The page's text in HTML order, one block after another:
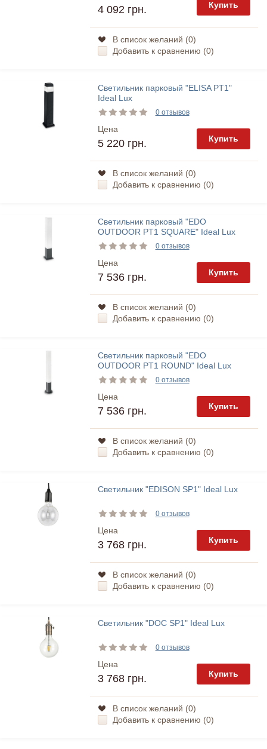
4 092 грн. Купить
В список желаний (0)
Добавить к сравнению (0)
Светильник парковый "ELISA PT1"
Ideal Lux
0 отзывов
Цена
5 220 грн. Купить
В список желаний (0)
Добавить к сравнению (0)
Светильник парковый "EDO
OUTDOOR PT1 SQUARE" Ideal Lux
0 отзывов
Цена
7 536 грн. Купить
В список желаний (0)
Добавить к сравнению (0)
Светильник парковый "EDO
OUTDOOR PT1 ROUND" Ideal Lux
0 отзывов
Цена
7 536 грн. Купить
В список желаний (0)
Добавить к сравнению (0)
Светильник "EDISON SP1" Ideal Lux
0 отзывов
Цена
3 768 грн. Купить
В список желаний (0)
Добавить к сравнению (0)
Светильник "DOC SP1" Ideal Lux
0 отзывов
Цена
3 768 грн. Купить
В список желаний (0)
Добавить к сравнению (0)